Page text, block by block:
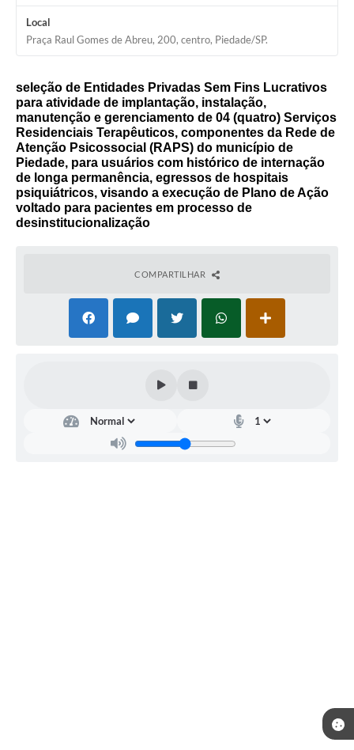
Local
Praça Raul Gomes de Abreu, 200, centro, Piedade/SP.
seleção de Entidades Privadas Sem Fins Lucrativos
para atividade de implantação, instalação,
manutenção e gerenciamento de 04 (quatro) Serviços
Residenciais Terapêuticos, componentes da Rede de
Atenção Psicossocial (RAPS) do município de
Piedade, para usuários com histórico de internação
de longa permanência, egressos de hospitais
psiquiátricos, visando a execução de Plano de Ação
voltado para pacientes em processo de
desinstitucionalização
COMPARTILHAR